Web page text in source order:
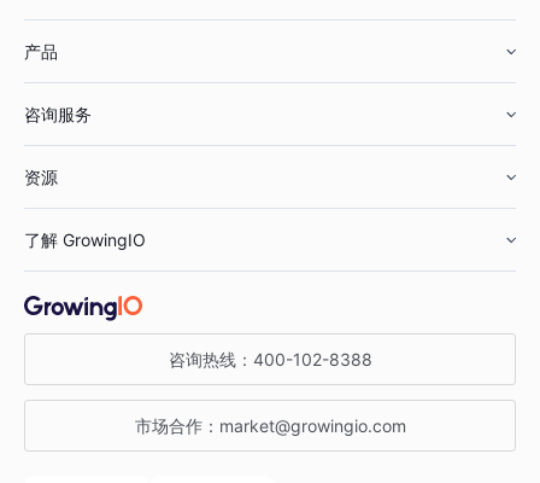
鞋服行业
汽车行业
金融行业
产品
智能运营
获客分析
咨询服务
资源
增长公开课
增长博客
了解 GrowingIO
关于 GrowingIO
增长大会
咨询热线： 400-102-8388
市场合作： market@growingio.com